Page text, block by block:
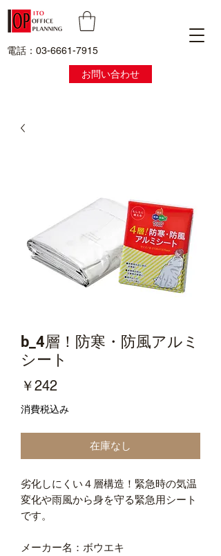
電話：03-6661-7915
お問い合わせ
b_4層！防寒・防風アルミ
シート
￥242価
格
消費税込み
在庫なし
劣化しにくい４層構造！緊急時の気温
変化や雨風から身を守る緊急用シート
です。
メーカー名：ボウエキ